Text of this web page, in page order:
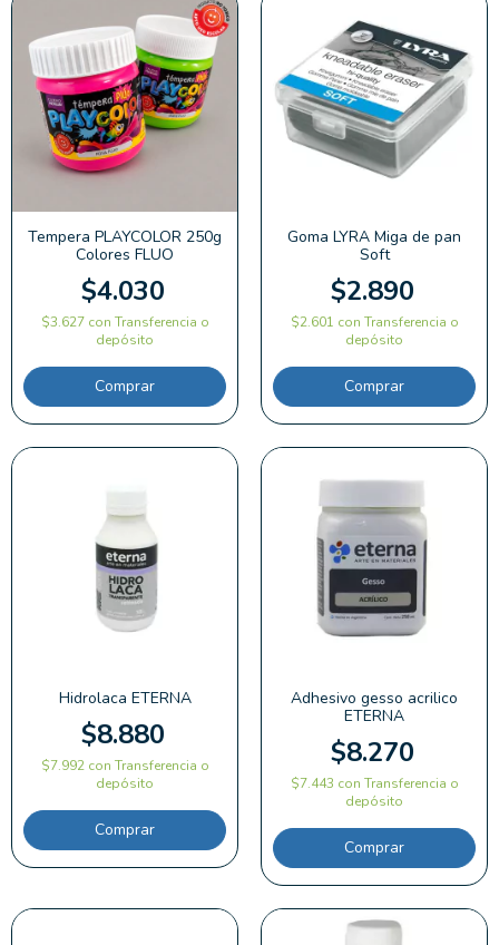
Tempera PLAYCOLOR 250g
Colores FLUO
$4.030
$3.627 con Transferencia o
depósito
Comprar
Goma LYRA Miga de pan
Soft
$2.890
$2.601 con Transferencia o
depósito
Hidrolaca ETERNA
$8.880
$7.992 con Transferencia o
depósito
Comprar
Adhesivo gesso acrilico
ETERNA
$8.270
$7.443 con Transferencia o
depósito
Comprar